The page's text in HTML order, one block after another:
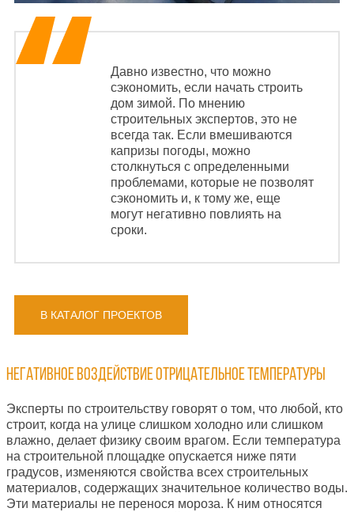
Давно известно, что можно
сэкономить, если начать строить
дом зимой. По мнению
строительных экспертов, это не
всегда так. Если вмешиваются
капризы погоды, можно
столкнуться с определенными
проблемами, которые не позволят
сэкономить и, к тому же, еще
могут негативно повлиять на
сроки.
В КАТАЛОГ ПРОЕКТОВ
Негативное воздействие отрицательное температуры
Эксперты по строительству говорят о том, что любой, кто
строит, когда на улице слишком холодно или слишком
влажно, делает физику своим врагом. Если температура
на строительной площадке опускается ниже пяти
градусов, изменяются свойства всех строительных
материалов, содержащих значительное количество воды.
Эти материалы не перенося мороза. К ним относятся